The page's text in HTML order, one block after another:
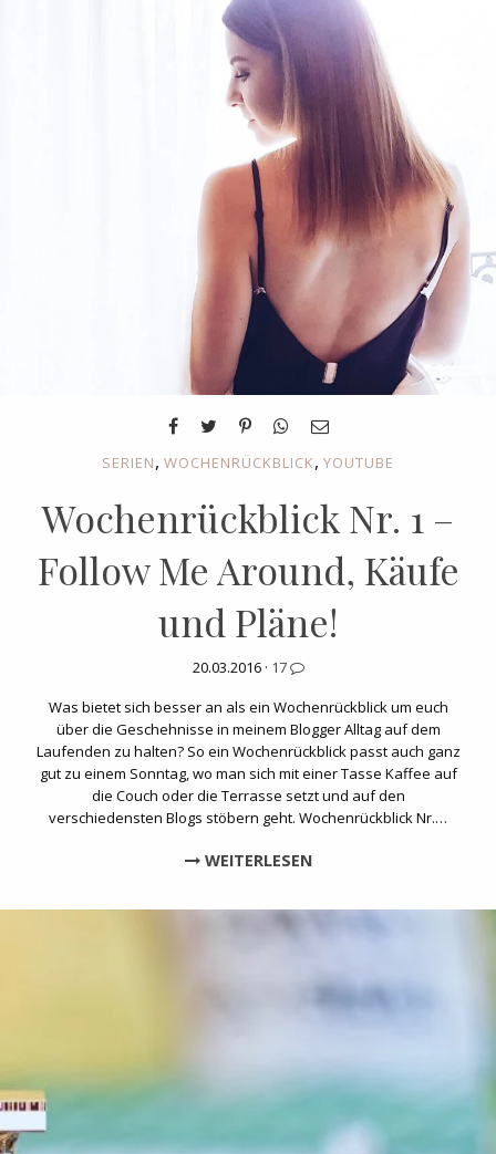
SERIEN, WOCHENRÜCKBLICK, YOUTUBE
Wochenrückblick Nr. 1 –
Follow Me Around, Käufe
und Pläne!
20.03.2016 · 17
Was bietet sich besser an als ein Wochenrückblick um euch
über die Geschehnisse in meinem Blogger Alltag auf dem
Laufenden zu halten? So ein Wochenrückblick passt auch ganz
gut zu einem Sonntag, wo man sich mit einer Tasse Kaffee auf
die Couch oder die Terrasse setzt und auf den
verschiedensten Blogs stöbern geht. Wochenrückblick Nr.…
WEITERLESEN